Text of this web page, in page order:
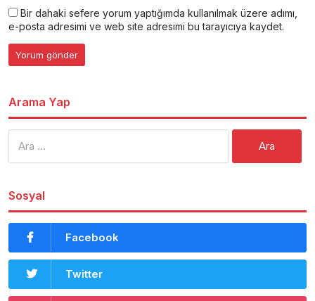
Bir dahaki sefere yorum yaptığımda kullanılmak üzere adımı,
e-posta adresimi ve web site adresimi bu tarayıcıya kaydet.
Arama Yap
Sosyal
Facebook
Twitter